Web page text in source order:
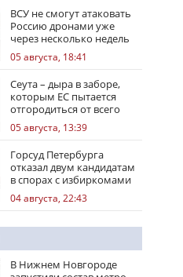
ВСУ не смогут атаковать
Россию дронами уже
через несколько недель
05 августа, 18:41
Сеута – дыра в заборе,
которым ЕС пытается
отгородиться от всего
мира
05 августа, 13:39
Горсуд Петербурга
отказал двум кандидатам
в спорах с избиркомами
04 августа, 22:43
В Нижнем Новгороде